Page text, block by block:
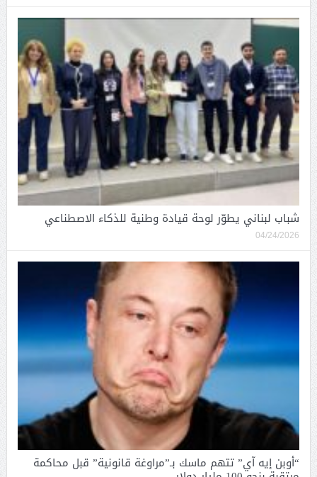
شباب لبناني يطوّر لوحة قيادة وطنية للذكاء الاصطناعي
04/24/2026
“أوبن إيه آي” تتهم ماسك بـ”مراوغة قانونية” قبل محاكمة